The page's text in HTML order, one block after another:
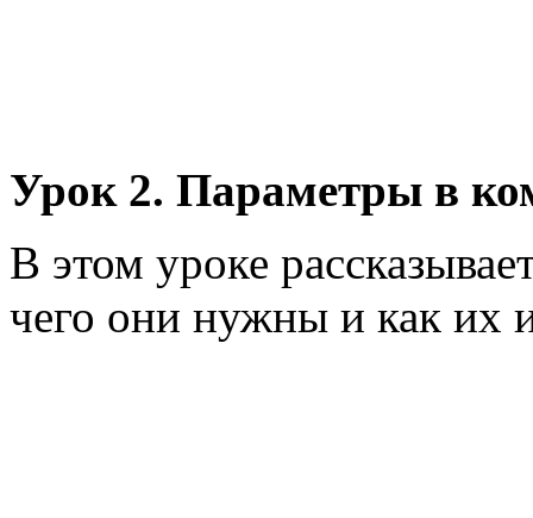
Урок 2. Параметры в
В этом уроке
чего они нужны и как их